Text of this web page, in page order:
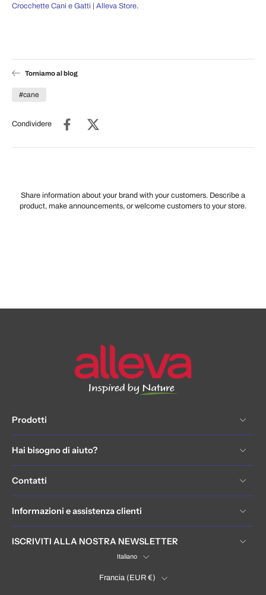
Crocchette Cani e Gatti | Alleva Store.
Torniamo al blog
#cane
Condividere
Share information about your brand with your customers. Describe a
product, make announcements, or welcome customers to your store.
Prodotti
Hai bisogno di aiuto?
Contatti
Informazioni e assistenza clienti
ISCRIVITI ALLA NOSTRA NEWSLETTER
Italiano
Francia ‎(EUR €)‎